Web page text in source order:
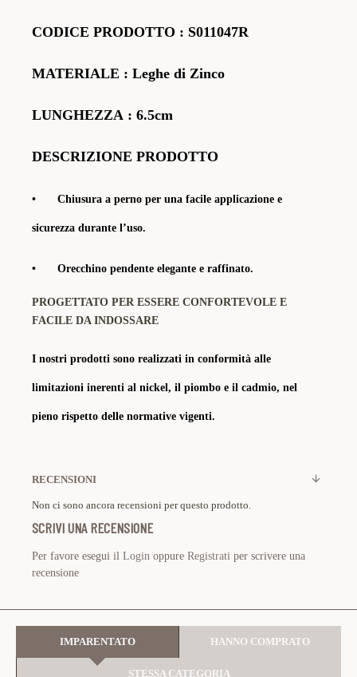
CODICE PRODOTTO : S011047R
MATERIALE : Leghe di Zinco
LUNGHEZZA : 6.5cm
DESCRIZIONE PRODOTTO
• Chiusura a perno per una facile applicazione e
sicurezza durante l’uso.
• Orecchino pendente elegante e raffinato.
PROGETTATO PER ESSERE CONFORTEVOLE E
FACILE DA INDOSSARE
I nostri prodotti sono realizzati in conformità alle
limitazioni inerenti al nickel, il piombo e il cadmio, nel
pieno rispetto delle normative vigenti.
RECENSIONI
Non ci sono ancora recensioni per questo prodotto.
SCRIVI UNA RECENSIONE
Per favore esegui il Login oppure Registrati per scrivere una
recensione
IMPARENTATO HANNO COMPRATO
STESSA CATEGORIA